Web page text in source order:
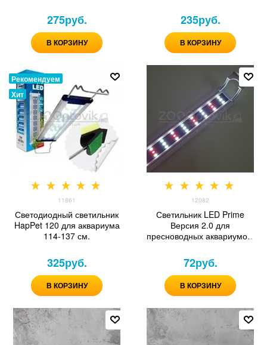
275руб.
В КОРЗИНУ
235руб.
В КОРЗИНУ
Рекомендуем
Хит
11861
Светодиодный светильник
HapPet 120 для аквариума
114-137 см.
325руб.
В КОРЗИНУ
12082
Светильник LED Prime
Версия 2.0 для
пресноводных аквариумов,
72руб.
В КОРЗИНУ